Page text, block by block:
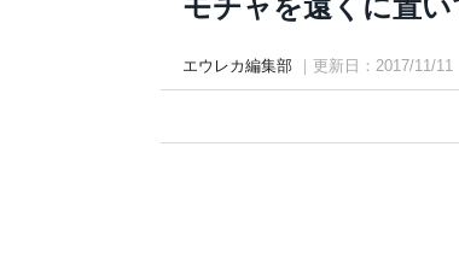
モチャを遠くに置
エウレカ編集部 ｜更新日：2017/11/11